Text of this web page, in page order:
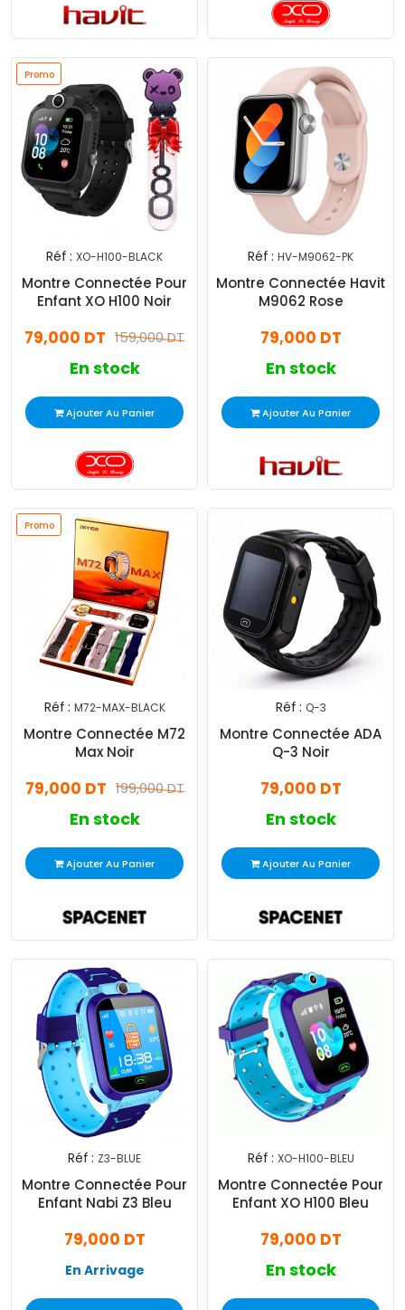
Promo
Réf : XO-H100-BLACK
Montre Connectée Pour
Enfant XO H100 Noir
159,000 DT
79,000 DT
En stock
Ajouter Au Panier
Réf : HV-M9062-PK
Montre Connectée Havit
M9062 Rose
79,000 DT
En stock
Ajouter Au Panier
Promo
Réf : M72-MAX-BLACK
Montre Connectée M72
Max Noir
199,000 DT
79,000 DT
En stock
Ajouter Au Panier
Réf : Q-3
Montre Connectée ADA
Q-3 Noir
79,000 DT
En stock
Ajouter Au Panier
Réf : Z3-BLUE
Montre Connectée Pour
Enfant Nabi Z3 Bleu
79,000 DT
En Arrivage
Réf : XO-H100-BLEU
Montre Connectée Pour
Enfant XO H100 Bleu
79,000 DT
En stock